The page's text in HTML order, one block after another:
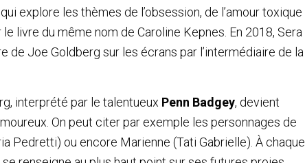
explore les thèmes de l’obsession, de l’amour toxique
livre du même nom de Caroline Kepnes. En 2018, Sera
de Joe Goldberg sur les écrans par l’intermédiaire de la
interprété par le talentueux Penn Badgey, devient
On peut citer par exemple les personnages de
Pedretti) ou encore Marienne (Tati Gabrielle). À chaque